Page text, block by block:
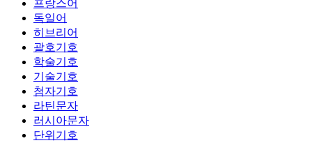
프랑스어
독일어
히브리어
괄호기호
학술기호
기술기호
첨자기호
라틴문자
러시아문자
단위기호